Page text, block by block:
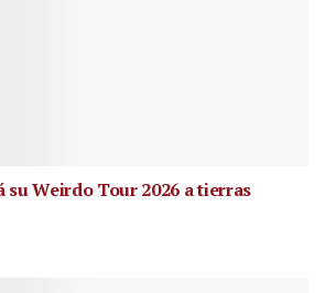
su Weirdo Tour 2026 a tierras